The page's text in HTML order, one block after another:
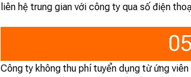
liên hệ trung gian với công ty qua số điện
Công ty không thu phí tuyển dụng từ ứng